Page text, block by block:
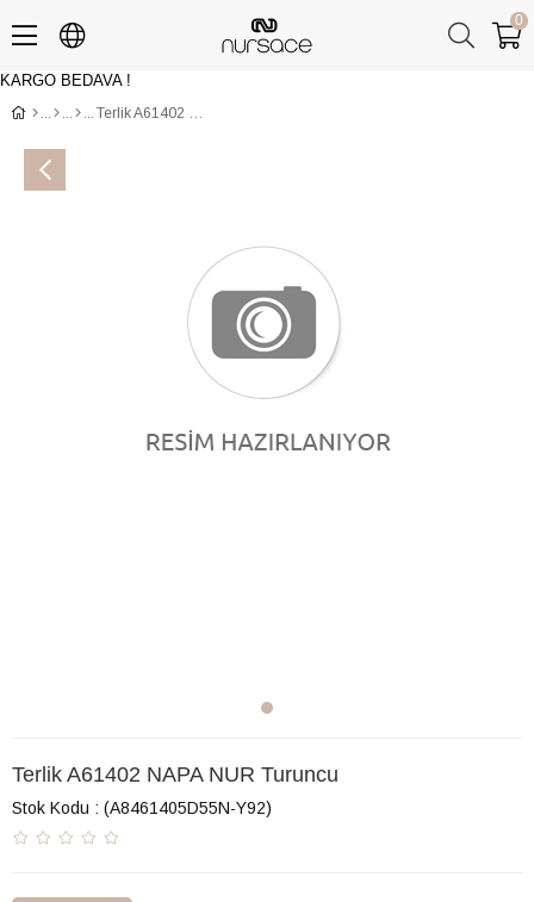
KARGO BEDAVA !
0
Terlik A61402 NAPA NUR Turuncu
Terlik A61402 NAPA NUR Turuncu
Stok Kodu (A8461405D55N-Y92)